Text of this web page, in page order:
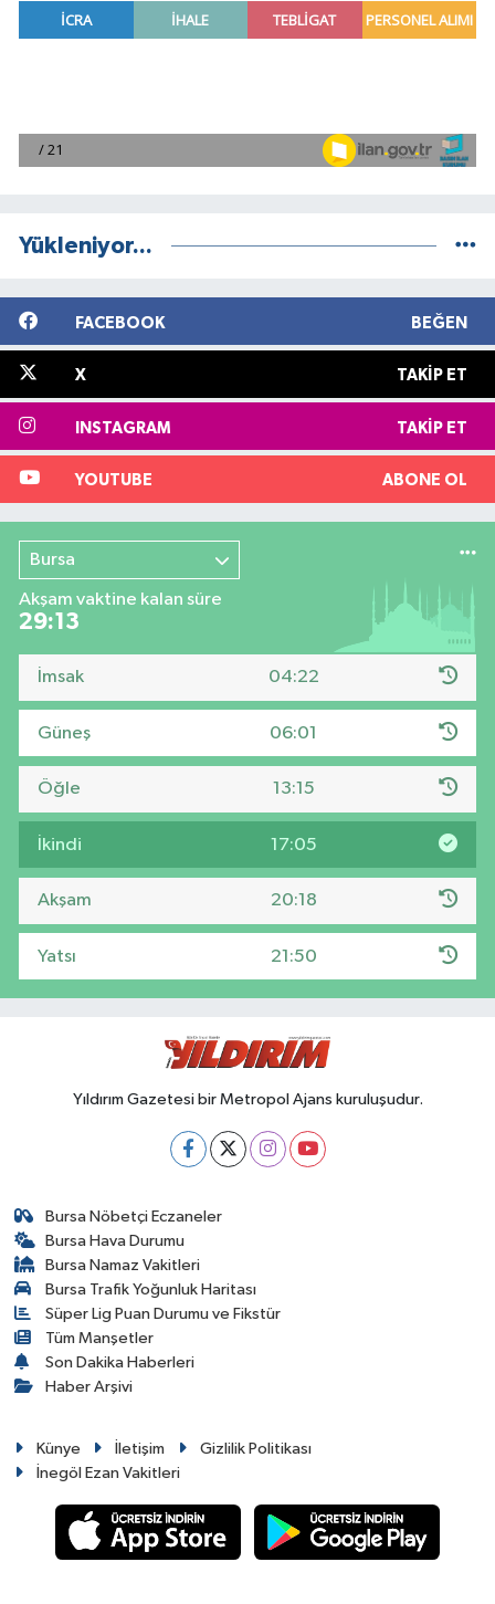
Yükleniyor...
FACEBOOK BEĞEN
X TAKIP ET
INSTAGRAM TAKIP ET
YOUTUBE ABONE OL
Bursa
Akşam vaktine kalan süre
29:12
İmsak 04:22
Güneş 06:01
Öğle 13:15
İkindi 17:05
Akşam 20:18
Yatsı 21:50
Yıldırım Gazetesi bir Metropol Ajans kuruluşudur.
Bursa Nöbetçi Eczaneler
Bursa Hava Durumu
Bursa Namaz Vakitleri
Bursa Trafik Yoğunluk Haritası
Süper Lig Puan Durumu ve Fikstür
Tüm Manşetler
Son Dakika Haberleri
Haber Arşivi
Künye İletişim
Gizlilik Politikası
İnegöl Ezan Vakitleri